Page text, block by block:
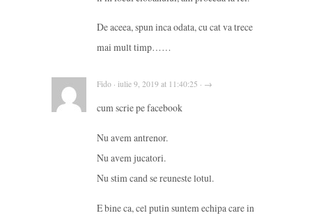
De aceea, spun inca odata, cu cat va trece
mai mult timp……
Fido · iulie 9, 2019 at 11:40:25 · →
cum scrie pe facebook
Nu avem antrenor.
Nu avem jucatori.
Nu stim cand se reuneste lotul.
E bine ca, cel putin suntem echipa care in